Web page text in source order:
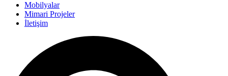
Mobilyalar
Mimari Projeler
İletişim